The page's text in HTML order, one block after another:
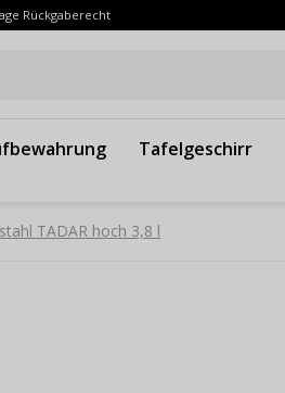
Rückgaberecht
Tafelgeschirr
TADAR hoch 3,8 l